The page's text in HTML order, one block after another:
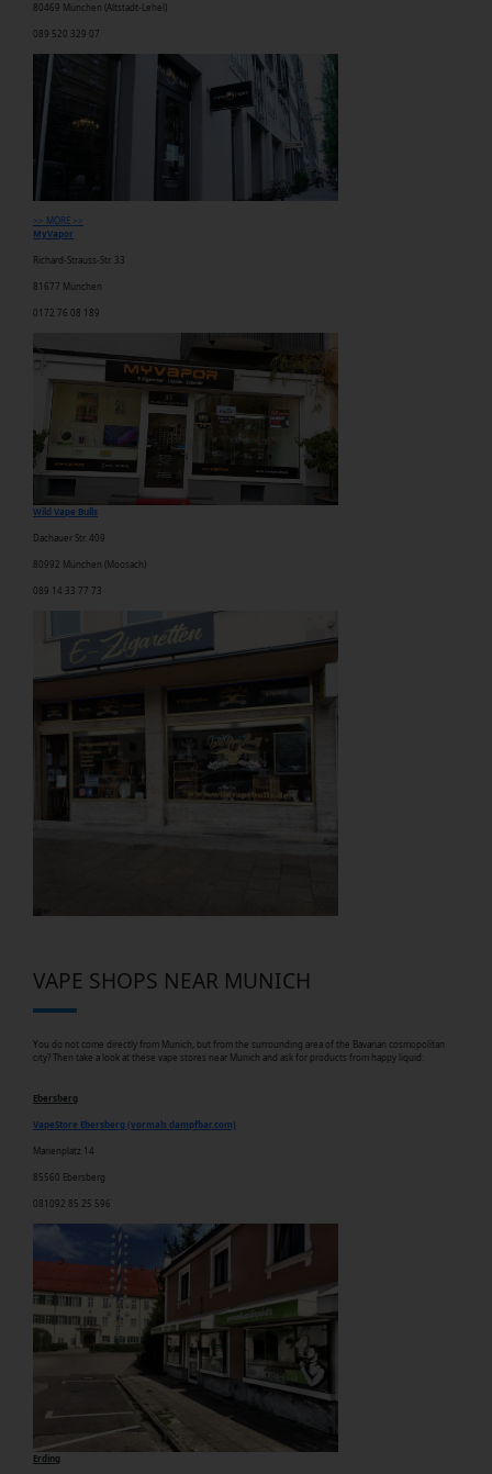
80469 München (Altstadt-Lehel)
089 520 329 07
>> MORE >>
MyVapor
Richard-Strauss-Str. 33
81677 München
0172 76 08 189
Wild Vape Bulls
Dachauer Str. 409
80992 München (Moosach)
089 14 33 77 73
VAPE SHOPS NEAR MUNICH
You do not come directly from Munich, but from the surrounding area of the Bavarian cosmopolitan
city? Then take a look at these vape stores near Munich and ask for products from happy liquid:
Ebersberg
VapeStore Ebersberg (vormals dampfbar.com)
Marienplatz 14
85560 Ebersberg
081092 85 25 596
Erding